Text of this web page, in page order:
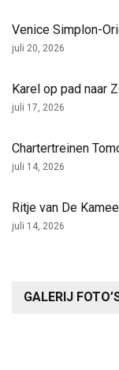
Venice Simplon-
juli 20, 2026
Karel op pad naar
juli 17, 2026
Chartertreinen
juli 14, 2026
Ritje van De
juli 14, 2026
GALERIJ